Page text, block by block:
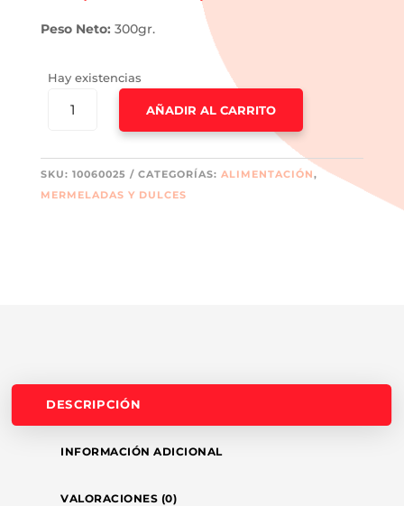
Peso Neto: 300gr.
Hay existencias
(PASTA
SESAMO)
-
300GR.
AÑADIR AL CARRITO
SKU: 10060025 CATEGORÍAS: ALIMENTACIÓN,
MERMELADAS Y DULCES
DESCRIPCIÓN
INFORMACIÓN ADICIONAL
VALORACIONES (0)